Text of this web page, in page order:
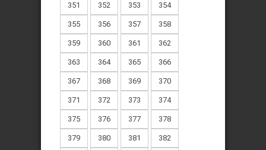
351 352 353 354
355 356 357 358
359 360 361 362
363 364 365 366
367 368 369 370
371 372 373 374
375 376 377 378
379 380 381 382